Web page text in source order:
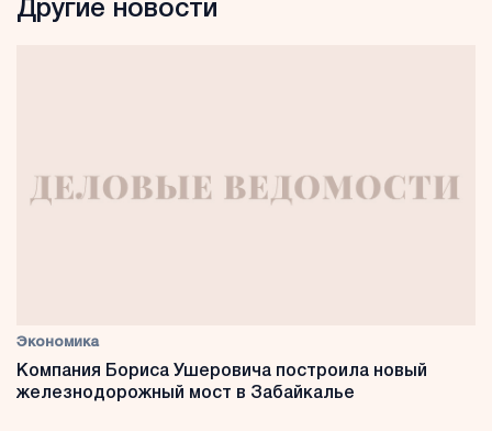
Другие новости
Экономика
Компания Бориса Ушеровича построила новый
железнодорожный мост в Забайкалье